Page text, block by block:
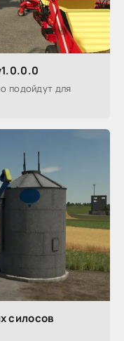
подойдут для
силосов